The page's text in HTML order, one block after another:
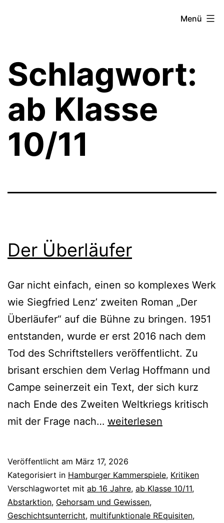
Menü
Schlagwort:
ab Klasse
10/11
Der Überläufer
Gar nicht einfach, einen so komplexes Werk
wie Siegfried Lenz’ zweiten Roman „Der
Überläufer“ auf die Bühne zu bringen. 1951
entstanden, wurde er erst 2016 nach dem
Tod des Schriftstellers veröffentlicht. Zu
brisant erschien dem Verlag Hoffmann und
Campe seinerzeit ein Text, der sich kurz
nach Ende des Zweiten Weltkriegs kritisch
mit der Frage nach… Der
weiterlesen
Veröffentlicht am März 17, 2026
Kategorisiert in Hamburger Kammerspiele, Kritiken
Verschlagwortet mit ab 16 Jahre, ab Klasse 10/11,
Abstarktion, Gehorsam und Gewissen,
Geschichtsunterricht, multifunktionale REquisiten,